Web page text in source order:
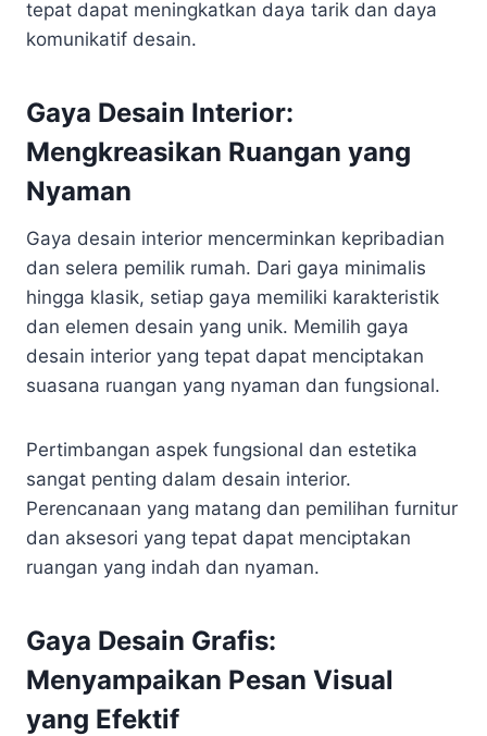
tepat dapat meningkatkan daya tarik dan daya
komunikatif desain.
Gaya Desain Interior:
Mengkreasikan Ruangan yang
Nyaman
Gaya desain interior mencerminkan kepribadian
dan selera pemilik rumah. Dari gaya minimalis
hingga klasik, setiap gaya memiliki karakteristik
dan elemen desain yang unik. Memilih gaya
desain interior yang tepat dapat menciptakan
suasana ruangan yang nyaman dan fungsional.
Pertimbangan aspek fungsional dan estetika
sangat penting dalam desain interior.
Perencanaan yang matang dan pemilihan furnitur
dan aksesori yang tepat dapat menciptakan
ruangan yang indah dan nyaman.
Gaya Desain Grafis:
Menyampaikan Pesan Visual
yang Efektif